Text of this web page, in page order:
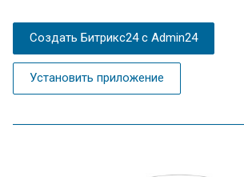
Создать Битрикс24 с Admin24
Установить приложение